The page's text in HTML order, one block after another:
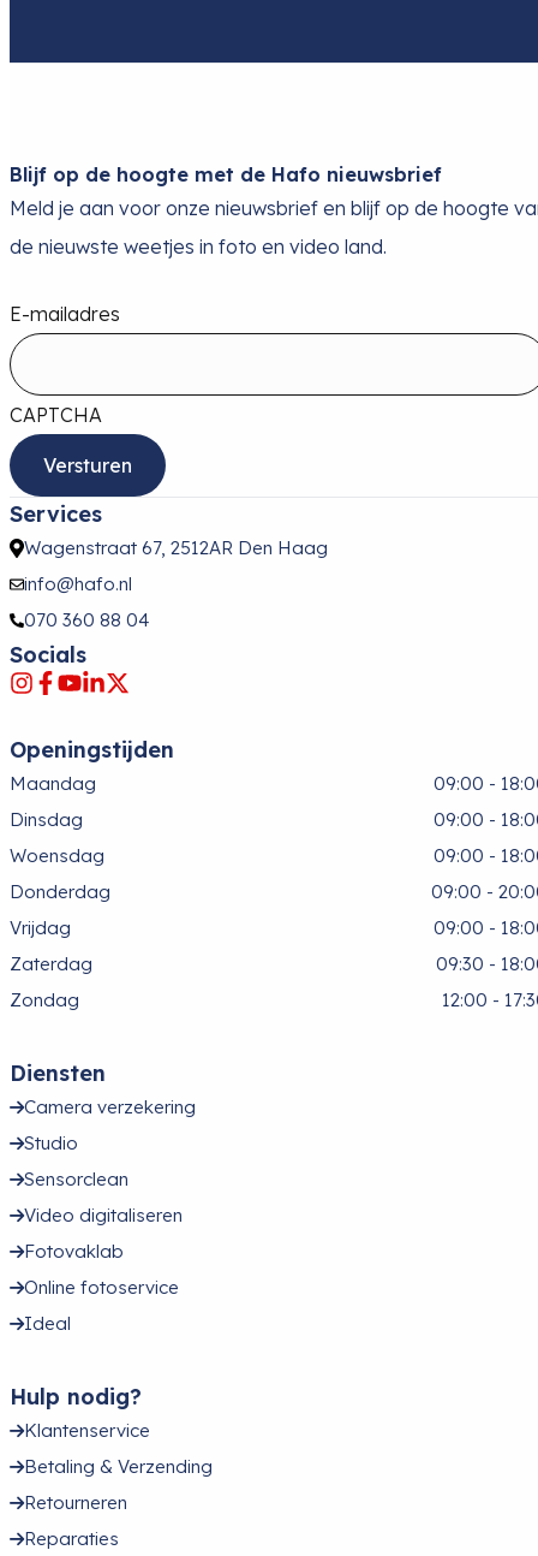
Blijf op de hoogte met de Hafo nieuwsbrief
Meld je aan voor onze nieuwsbrief en blijf op de hoogte
de nieuwste weetjes in foto en video land.
E-mailadres
CAPTCHA
Services
Wagenstraat 67, 2512AR Den Haag
info@hafo.nl
070 360 88 04
Socials
Openingstijden
Maandag
09:00 -
Dinsdag
09:00 -
Woensdag
09:00 -
Donderdag
09:00 -
Vrijdag
09:00 -
Zaterdag
09:30 -
Zondag
12:00 -
Diensten
Camera verzekering
Studio
Sensorclean
Video digitaliseren
Fotovaklab
Online fotoservice
Ideal
Hulp nodig?
Klantenservice
Betaling & Verzending
Retourneren
Reparaties